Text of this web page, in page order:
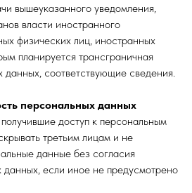
вышеуказанного уведомления,
власти иностранного
физических лиц, иностранных
планируется трансграничная
данных, соответствующие сведения.
персональных данных
доступ к персональным
третьим лицам и не
данные без согласия
данных, если иное не предусмотрено